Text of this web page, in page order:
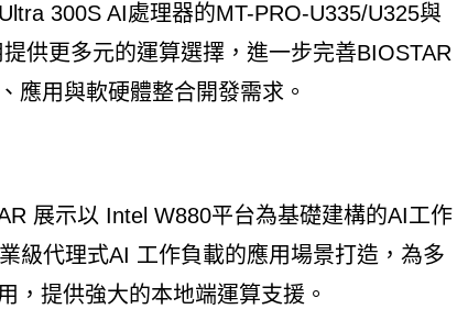
300S AI處理器的MT-PRO-U335/U325與
供更多元的運算選擇，進一步完善BIOSTAR
應用與軟硬體整合開發需求。
展示以 Intel W880平台為基礎建構的AI工作
級代理式AI 工作負載的應用場景打造，為多
，提供強大的本地端運算支援。